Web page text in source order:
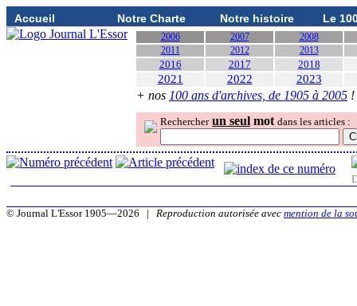
Accueil Notre Charte Notre histoire Le
2006 2007
2008
2011
2012 2013
2016 2017 2018
2021 2022 2023
+ nos 100 ans d'archives, de 1905 à 2005 !
Rechercher un seul mot dans les articles :
© Journal L'Essor 1905—2026 | Reproduction autorisée avec mention de la